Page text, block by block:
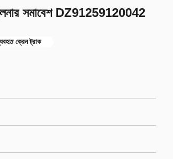
সমাবেশ DZ91259120042
ক্রেন ট্রাক